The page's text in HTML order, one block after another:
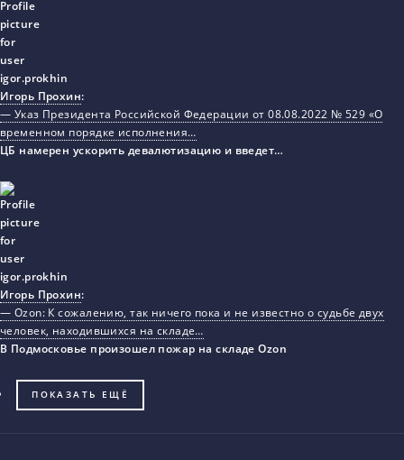
Игорь Прохин:
— Указ Президента Российской Федерации от 08.08.2022 № 529 «О
временном порядке исполнения…
ЦБ намерен ускорить девалютизацию и введет…
Игорь Прохин:
— Ozon: К сожалению, так ничего пока и не известно о судьбе двух
человек, находившихся на складе…
В Подмосковье произошел пожар на складе Ozon
ПОКАЗАТЬ ЕЩЁ